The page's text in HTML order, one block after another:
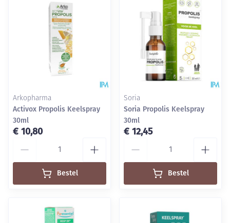
Arkopharma
Activox Propolis Keelspray
30ml
€ 10,80
Bestel
Soria
Soria Propolis Keelspray
30ml
€ 12,45
Bestel